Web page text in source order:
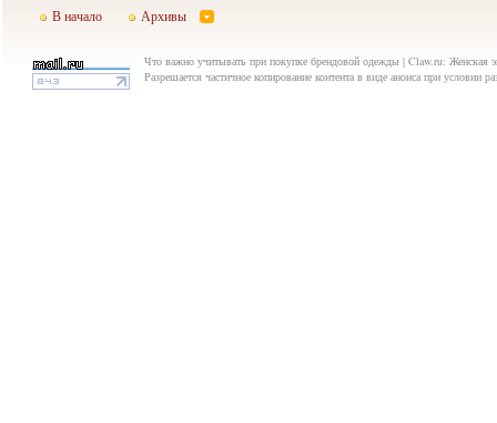
В начало Архивы
Что важно учитывать при покупке брендовой одежды | Claw.ru: Женская
Разрешается частичное копирование контента в виде анонса при условии